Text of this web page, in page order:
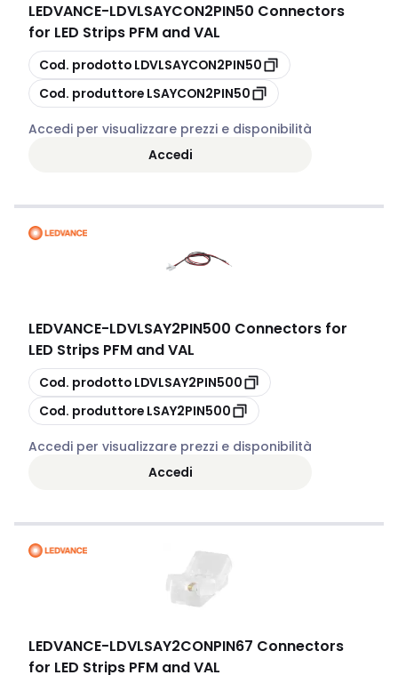
LEDVANCE-LDVLSAYCON2PIN50 Connectors
for LED Strips PFM and VAL
copia
Cod. prodotto LDVLSAYCON2PIN50
copia
Cod. produttore LSAYCON2PIN50
Accedi per visualizzare prezzi e disponibilità
Accedi
LEDVANCE-LDVLSAY2PIN500 Connectors for
LED Strips PFM and VAL
copia
Cod. prodotto LDVLSAY2PIN500
copia
Cod. produttore LSAY2PIN500
Accedi per visualizzare prezzi e disponibilità
Accedi
LEDVANCE-LDVLSAY2CONPIN67 Connectors
for LED Strips PFM and VAL